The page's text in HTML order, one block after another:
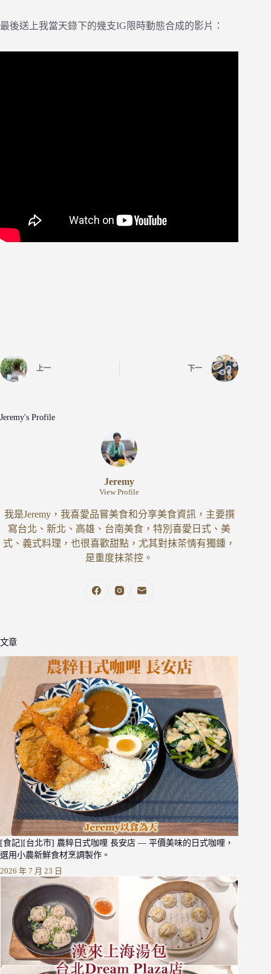
最後送上我當天錄下的幾支IG限時動態合成的影片：
上一 下一
Jeremy's Profile
Jeremy
View Profile
我是Jeremy，我喜愛品嘗美食和分享美食資訊，主要撰
寫台北、新北、高雄、台南美食，特別喜愛日式、美
式、義式料理，也很喜歡甜點，尤其對抹茶情有獨鍾，
是重度抹茶控。
文章
[食記][台北市] 農粹日式咖哩 長安店 — 平價美味的日式咖哩，
選用小農新鮮食材烹調製作。
2026 年 7 月 23 日